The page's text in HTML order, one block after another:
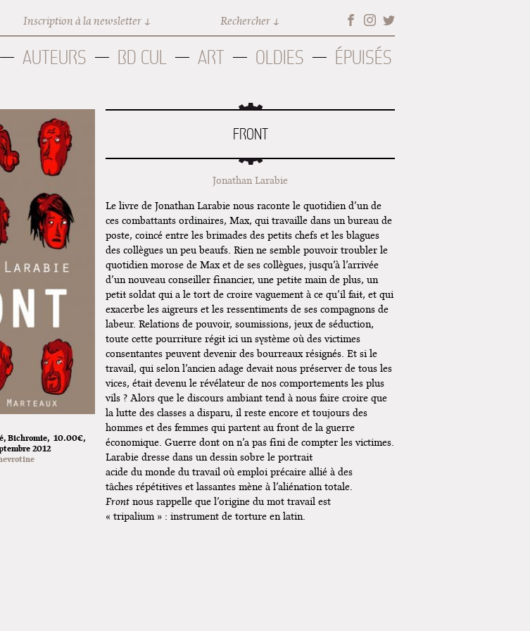
Inscription à la newsletter Rechercher
AUTEURS BD CUL ART OLDIES ÉPUISÉS
FRONT
Bichromie
10.00€
2012
Jonathan Larabie
Le livre de Jonathan Larabie nous raconte le quotidien d’un de
ces combattants ordinaires, Max, qui travaille dans un bureau de
poste, coincé entre les brimades des petits chefs et les blagues
des collègues un peu beaufs. Rien ne semble pouvoir troubler le
quotidien morose de Max et de ses collègues, jusqu’à l’arrivée
d’un nouveau conseiller financier, une petite main de plus, un
petit soldat qui a le tort de croire vaguement à ce qu’il fait, et qui
exacerbe les aigreurs et les ressentiments de ses compagnons de
labeur. Relations de pouvoir, soumissions, jeux de séduction,
toute cette pourriture régit ici un système où des victimes
consentantes peuvent devenir des bourreaux résignés. Et si le
travail, qui selon l’ancien adage devait nous préserver de tous les
vices, était devenu le révélateur de nos comportements les plus
vils ? Alors que le discours ambiant tend à nous faire croire que
la lutte des classes a disparu, il reste encore et toujours des
hommes et des femmes qui partent au front de la guerre
économique. Guerre dont on n’a pas fini de compter les victimes.
Larabie dresse dans un dessin sobre le portrait
acide du monde du travail où emploi précaire allié à des
tâches répétitives et lassantes mène à l’aliénation totale.
Front nous rappelle que l’origine du mot travail est
« tripalium » : instrument de torture en latin.